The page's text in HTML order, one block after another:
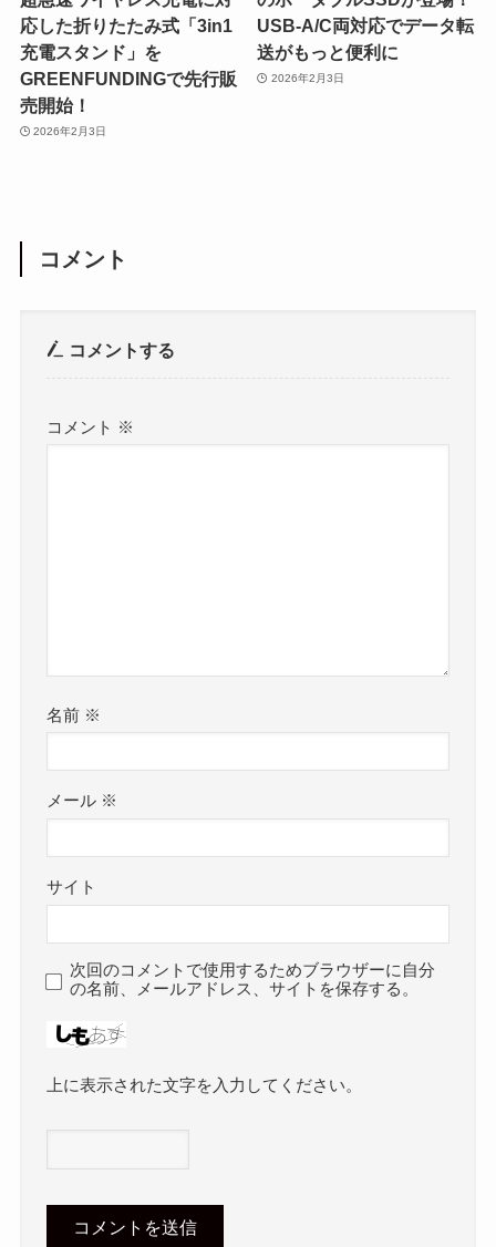
応した折りたたみ式「3in1
充電スタンド」を
GREENFUNDINGで先行販
売開始！
2026年2月3日
USB-A/C両対応でデータ転
送がもっと便利に
2026年2月3日
コメント
コメントする
コメント ※
名前 ※
メール ※
サイト
次回のコメントで使用するためブラウザーに自分
の名前、メールアドレス、サイトを保存する。
上に表示された文字を入力してください。